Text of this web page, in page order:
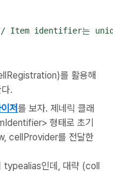
Item identifier는
를 활용해
.
저를 보자. 제네릭 클래
형태로 초기
cellProvider를 전달한
typealias인데, 대략 (coll